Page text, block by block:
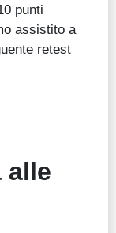
punti
assistito a
retest
alle